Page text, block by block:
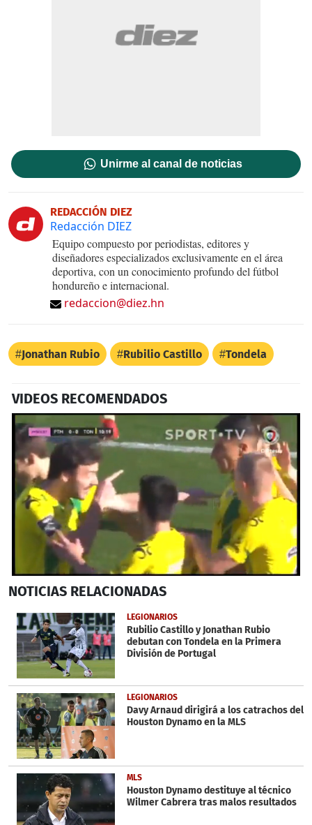
Unirme al canal de noticias
REDACCIÓN DIEZ
Redacción DIEZ
Equipo compuesto por periodistas, editores y
diseñadores especializados exclusivamente en el área
deportiva, con un conocimiento profundo del fútbol
hondureño e internacional.
redaccion@diez.hn
Jonathan Rubio Rubilio Castillo Tondela
VIDEOS RECOMENDADOS
seconds
44
seconds
NOTICIAS RELACIONADAS
LEGIONARIOS
Rubilio Castillo y Jonathan Rubio
debutan con Tondela en la Primera
División de Portugal
LEGIONARIOS
Davy Arnaud dirigirá a los catrachos del
Houston Dynamo en la MLS
MLS
Houston Dynamo destituye al técnico
Wilmer Cabrera tras malos resultados